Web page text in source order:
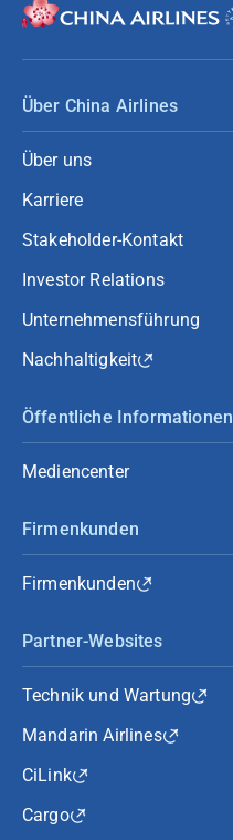
Über China Airlines
Über uns
Karriere
Stakeholder-Kontakt
Investor Relations
Unternehmensführung
Nachhaltigkeit
Öffentliche Informationen
Mediencenter
Firmenkunden
Firmenkunden
Partner-Websites
Technik und Wartung
Mandarin Airlines
CiLink
Cargo